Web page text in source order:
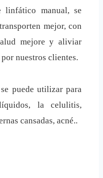
linfático manual, se
mejor, con
mejore y aliviar
nuestros clientes.
puede utilizar para
la celulitis,
cansadas, acné..